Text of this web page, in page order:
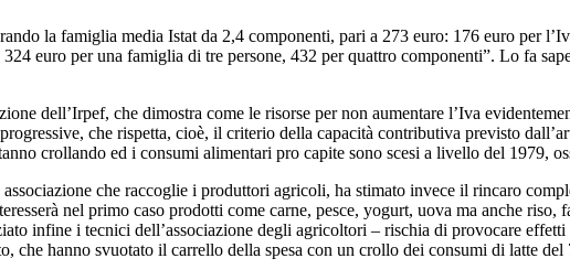
la famiglia media Istat da 2,4 componenti, pari a 273 euro: 176 euro per
euro per una famiglia di tre persone, 432 per quattro componenti”. Lo fa
dell’Irpef, che dimostra come le risorse per non aumentare l’Iva
che rispetta, cioè, il criterio della capacità contributiva previsto
crollando ed i consumi alimentari pro capite sono scesi a livello del 1979,
che raccoglie i produttori agricoli, ha stimato invece il rincaro
nel primo caso prodotti come carne, pesce, yogurt, uova ma anche riso,
infine i tecnici dell’associazione degli agricoltori – rischia di provocare
che hanno svuotato il carrello della spesa con un crollo dei consumi di latte